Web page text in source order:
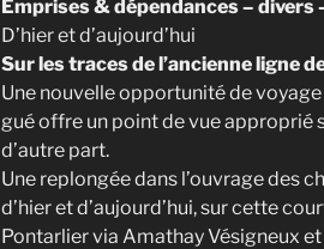
Emprises & dépendances – divers
D’hier et d’aujourd’hui
Sur les traces de l’ancienne ligne
Une nouvelle opportunité de voyage
gué offre un point de vue approprié
d’autre part.
Une replongée dans l’ouvrage des
d’hier et d’aujourd’hui, sur cette
Pontarlier via Amathay Vésigneux